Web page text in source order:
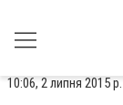
10:06, 2 липня 2015 р.